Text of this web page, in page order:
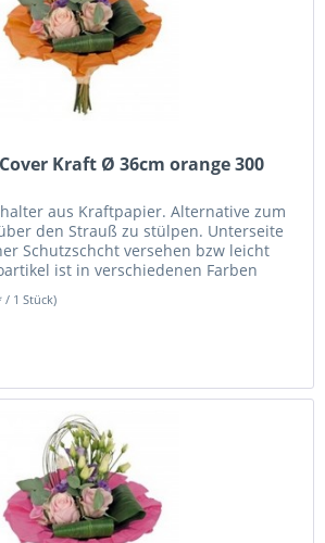
Kraft Ø 36cm orange 300
aus Kraftpapier. Alternative zum
den Strauß zu stülpen. Unterseite
Schutzschcht versehen bzw leicht
ist in verschiedenen Farben
/ 1 Stück)